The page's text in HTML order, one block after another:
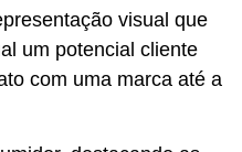
visual que
um potencial cliente
com uma marca até a